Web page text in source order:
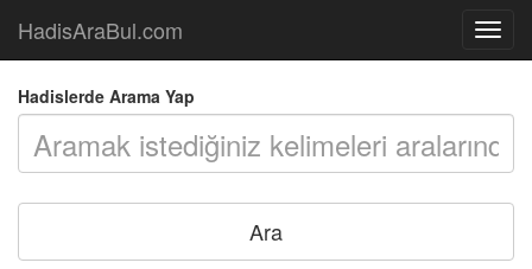
Açılır
Menü
HadisAraBul.com
Hadislerde Arama Yap